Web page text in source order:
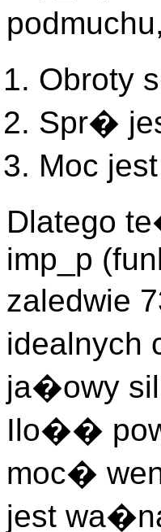
Obroty
Spr�
Moc
Dlatego
imp_p
zaledwie
idealnych
ja�owy
Ilo��
moc�
jest